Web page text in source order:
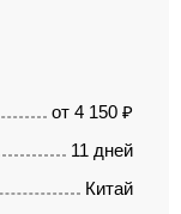
от 4 150 ₽
11 дней
Китай